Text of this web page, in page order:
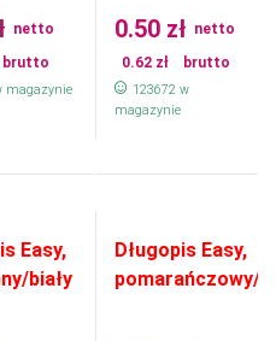
netto
brutto
magazynie
0.50 zł netto
0.62 zł brutto
123672 w
magazynie
Easy,
biały
Długopis Easy,
pomarańczowy/